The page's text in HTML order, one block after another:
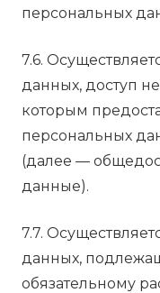
персональных
7.6.
данных, доступ
которым
персональных
(далее —
данные).
7.7.
данных,
обязательному